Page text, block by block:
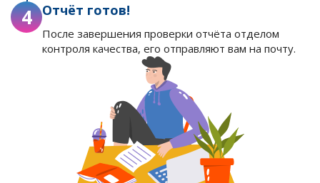
4 Отчёт готов!
После завершения проверки отчёта отделом
контроля качества, его отправляют вам на почту.